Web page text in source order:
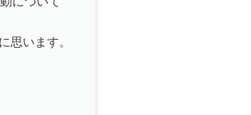
います。